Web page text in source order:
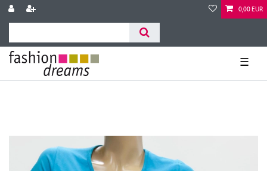
0,00 EUR
☰